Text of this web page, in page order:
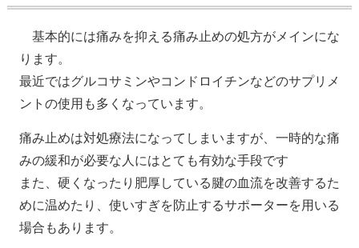
基本的には痛みを抑える痛み止めの処方がメインにな
ります。
最近ではグルコサミンやコンドロイチンなどのサプリメ
ントの使用も多くなっています。
痛み止めは対処療法になってしまいますが、一時的な痛
みの緩和が必要な人にはとても有効な手段です
また、硬くなったり肥厚している腱の血流を改善するた
めに温めたり、使いすぎを防止するサポーターを用いる
場合もあります。